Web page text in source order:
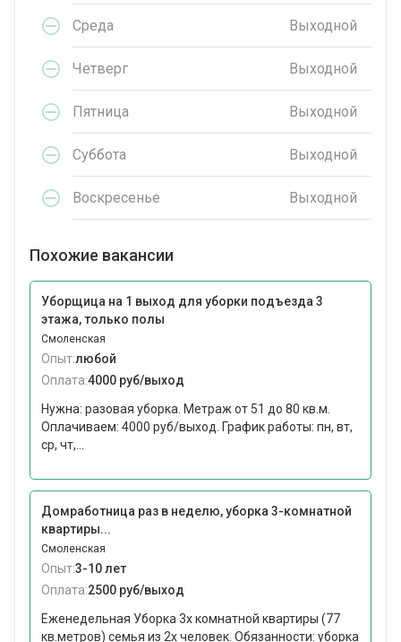
Среда Выходной
Четверг Выходной
Пятница Выходной
Суббота Выходной
Воскресенье Выходной
Похожие вакансии
Уборщица на 1 выход для уборки подъезда 3
этажа, только полы
Смоленская
Опыт:любой
Оплата:4000 руб/выход
Нужна: разовая уборка. Метраж от 51 до 80 кв.м.
Оплачиваем: 4000 руб/выход. График работы: пн, вт,
ср, чт,...
Домработница раз в неделю, уборка 3-комнатной
квартиры...
Смоленская
Опыт:3-10 лет
Оплата:2500 руб/выход
Еженедельная Уборка 3х комнатной квартиры (77
кв.метров) семья из 2х человек. Обязанности: уборка